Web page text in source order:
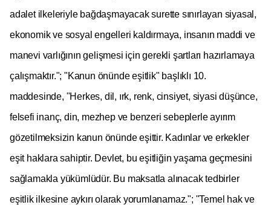
adalet ilkeleriyle bağdaşmayacak surette sınırlayan siyasal,
ekonomik ve sosyal engelleri kaldırmaya, insanın maddi ve
manevi varlığının gelişmesi için gerekli şartları hazırlamaya
çalışmaktır."; "Kanun önünde eşitlik" başlıklı 10.
maddesinde, "Herkes, dil, ırk, renk, cinsiyet, siyasi düşünce,
felsefi inanç, din, mezhep ve benzeri sebeplerle ayırım
gözetilmeksizin kanun önünde eşittir. Kadınlar ve erkekler
eşit haklara sahiptir. Devlet, bu eşitliğin yaşama geçmesini
sağlamakla yükümlüdür. Bu maksatla alınacak tedbirler
eşitlik ilkesine aykırı olarak yorumlanamaz."; "Temel hak ve